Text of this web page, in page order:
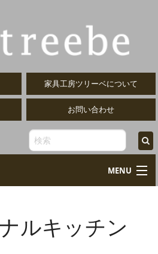
家具工房ツリーベについて
お問い合わせ
MENU
ーダーデスク
Desk
ルキッチン